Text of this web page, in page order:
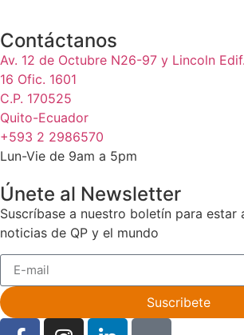
Contáctanos
Av. 12 de Octubre N26-97 y Lincoln
16 Ofic. 1601
C.P. 170525
Quito-Ecuador
+593 2 2986570
Lun-Vie de 9am a 5pm
Únete al Newsletter
Suscríbase a nuestro boletín para estar
noticias de QP y el mundo
Suscribete